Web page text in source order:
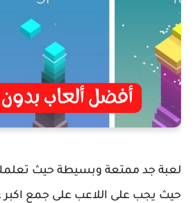
لعبة جد ممتعة وبسيطة حيث تعلمك
حيث يجب على اللاعب على جمع